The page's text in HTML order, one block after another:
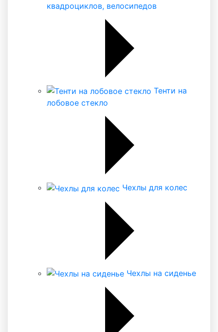
квадроциклов, велосипедов
Тенти на
лобовое стекло
Чехлы для колес
Чехлы на сиденье